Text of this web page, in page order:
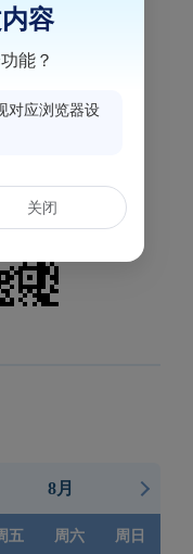
8月
五 周六 周日
容
能？
对应浏览器设
关闭